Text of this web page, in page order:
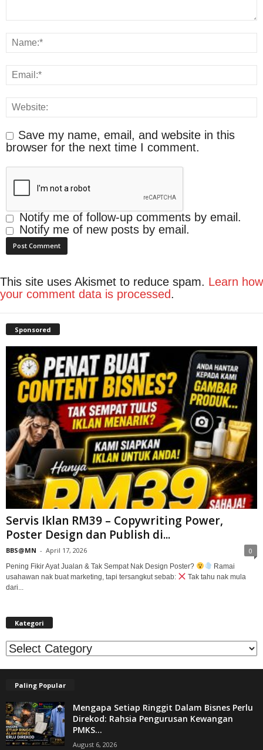
Save my name, email, and website in this
browser for the next time I comment.
Notify me of follow-up comments by email.
Notify me of new posts by email.
This site uses Akismet to reduce spam. Learn how
your comment data is processed.
Sponsored
Servis Iklan RM39 – Copywriting Power,
Poster Design dan Publish di...
BBS@MN - April 17, 2026 0
Pening Fikir Ayat Jualan & Tak Sempat Nak Design Poster?
Ramai
usahawan nak buat marketing, tapi tersangkut sebab:
Tak tahu nak mula
dari...
Kategori
Kategori
Paling Popular
Mengapa Setiap Ringgit Dalam Bisnes Perlu
Direkod: Rahsia Pengurusan Kewangan
PMKS...
August 6, 2026